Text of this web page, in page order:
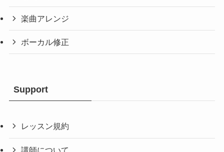
楽曲アレンジ
ボーカル修正
Support
レッスン規約
講師について